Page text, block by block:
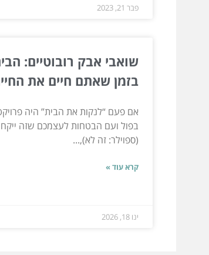
פבר 21, 2023
שואבי אבק רובוטיים:
בזמן שאתם חיים את
אם פעם “לנקות את הבית” היה
(ספוילר: זה לא),...
קרא עוד »
ינו 18, 2026